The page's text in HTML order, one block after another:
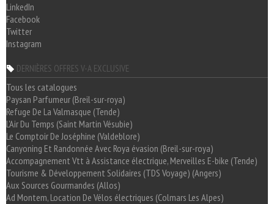
LinkedIn
Facebook
Twitter
Instagram
DERNIÈRES OFFRES V-A EXCLUSIVE
Tous les catalogues
Paysan Parfumeur (Breil-sur-roya)
Refuge De La Valmasque (Tende)
L'Air Du Temps (Saint Martin Vésubie)
Le Comptoir De Joséphine (Valdeblore)
Canyoning Et Randonnée Avec Roya évasion (Breil-sur-roya)
Accompagnement Vtt à Assistance électrique, Merveilles E-bike (Tende)
Tourisme & Développement Solidaires (TDS Voyage) (Angers)
Aux Sources Gourmandes (Allos)
Ad Montem, Location De Vélos électriques (Colmars Les Alpes)